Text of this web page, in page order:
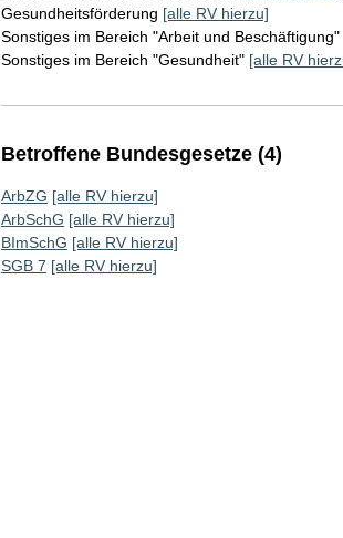
Gesundheitsförderung [alle RV hierzu]
Sonstiges im Bereich "Arbeit und Beschäftigung"
Sonstiges im Bereich "Gesundheit" [alle RV
Betroffene Bundesgesetze (4)
ArbZG [alle RV hierzu]
ArbSchG [alle RV hierzu]
BImSchG [alle RV hierzu]
SGB 7 [alle RV hierzu]